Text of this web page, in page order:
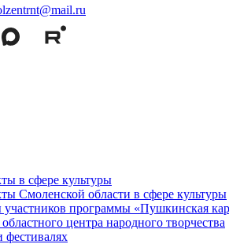
в сфере культуры
Смоленской области в сфере культуры
программы «Пушкинская
центра народного творчества
фестивалях